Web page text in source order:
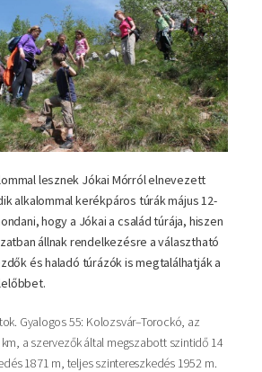
lesznek Jókai Mórról elnevezett
alkalommal kerékpáros túrák május 12-
hogy a Jókai a család túrája, hiszen
állnak rendelkezésre a választható
és haladó túrázók is megtalálhatják a
Gyalogos 55: Kolozsvár–Torockó, az
a szervezők által megszabott szintidő 14
1871 m, teljes szintereszkedés 1952 m.